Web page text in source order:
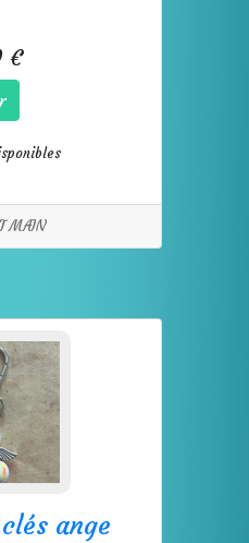
€
MAIN
ange